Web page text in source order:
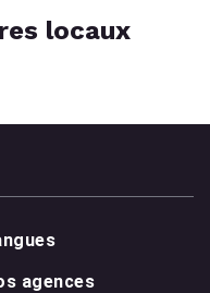
locaux
agences